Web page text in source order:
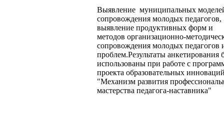
Выявление муниципальных
сопровождения молодых педагогов,
выявление продуктивных форм и
методов организационно-
сопровождения молодых педагогов
проблем.Результаты анкетирования
использованы при работе с
проекта образовательных
"Механизм развития
мастерства педагога-наставника"